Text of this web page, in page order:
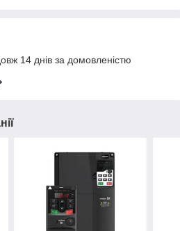
14 днів за домовленістю